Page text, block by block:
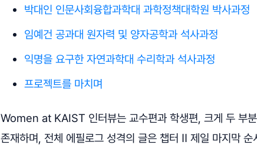
박대인 인문사회융합과학대 과학정책대학원 박사과정
임예건 공과대 원자력 및 양자공학과 석사과정
익명을 요구한 자연과학대 수리학과 석사과정
프로젝트를 마치며
Women at KAIST 인터뷰는 교수편과 학생편, 크게 두 부분
존재하며, 전체 에필로그 성격의 글은 챕터 Ⅱ 제일 마지막